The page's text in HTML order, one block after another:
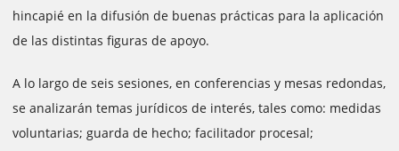
hincapié en la difusión de buenas prácticas para la aplicación
de las distintas figuras de apoyo.
A lo largo de seis sesiones, en conferencias y mesas redondas,
se analizarán temas jurídicos de interés, tales como: medidas
voluntarias; guarda de hecho; facilitador procesal;